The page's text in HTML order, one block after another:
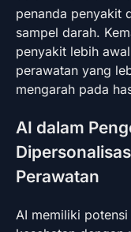
penanda penyakit
sampel darah.
penyakit lebih
perawatan yang
mengarah pada
AI dalam
Perawatan
AI memiliki